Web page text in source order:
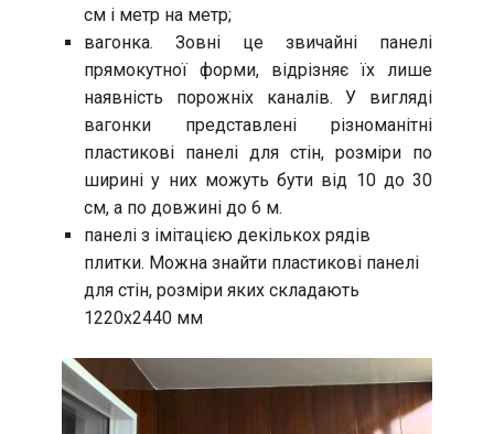
см і метр на метр;
вагонка. Зовні це звичайні панелі
прямокутної форми, відрізняє їх лише
наявність порожніх каналів. У вигляді
вагонки представлені різноманітні
пластикові панелі для стін, розміри по
ширині у них можуть бути від 10 до 30
см, а по довжині до 6 м.
панелі з імітацією декількох рядів
плитки. Можна знайти пластикові панелі
для стін, розміри яких складають
1220х2440 мм